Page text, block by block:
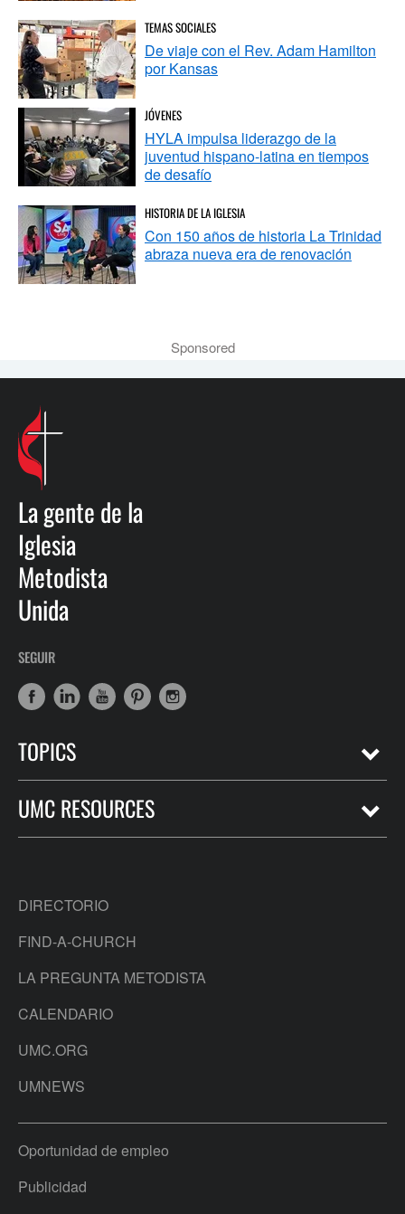
TEMAS SOCIALES
De viaje con el Rev. Adam Hamilton
por Kansas
JÓVENES
HYLA impulsa liderazgo de la
juventud hispano-latina en tiempos
de desafío
HISTORIA DE LA IGLESIA
Con 150 años de historia La Trinidad
abraza nueva era de renovación
Sponsored
La gente de la
Iglesia
Metodista
Unida
SEGUIR
TOPICS
UMC RESOURCES
DIRECTORIO
FIND-A-CHURCH
LA PREGUNTA METODISTA
CALENDARIO
UMC.ORG
UMNEWS
Oportunidad de empleo
Publicidad